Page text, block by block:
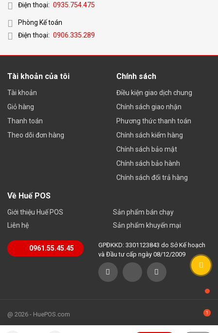
Điện thoại: 0935.754.475
Phòng Kế toán
Điện thoại: 0906.335.289
Tài khoản của tôi
Tài khoản
Giỏ hàng
Thanh toán
Theo dõi đơn hàng
Chính sách
Điều kiện giao dịch chung
Chính sách giao nhận
Phương thức thanh toán
Chính sách kiểm hàng
Chính sách bảo mật
Chính sách bảo hành
Chính sách đổi trả hàng
Về Huế POS
Giới thiệu Huế POS
Liên hệ
Sản phẩm bán chạy
Sản phẩm khuyến mại
0961.55.45.45
GPĐKKD: 3301123843 do Sở Kế hoạch
và Đầu tư cấp ngày 08/12/2009
@ 2026 - HuePOS.com